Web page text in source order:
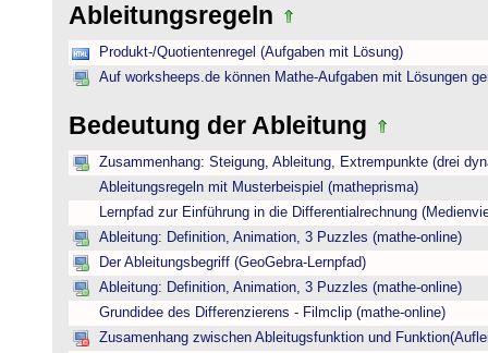
Ableitungsregeln
Produkt-/Quotientenregel (Aufgaben mit Lösung)
Auf worksheeps.de können Mathe-Aufgaben mit Lösungen
Bedeutung der Ableitung
Zusammenhang: Steigung, Ableitung, Extrempunkte (drei
Ableitungsregeln mit Musterbeispiel (matheprisma)
Lernpfad zur Einführung in die Differentialrechnung
Ableitung: Definition, Animation, 3 Puzzles (mathe-online)
Der Ableitungsbegriff (GeoGebra-Lernpfad)
Ableitung: Definition, Animation, 3 Puzzles (mathe-online)
Grundidee des Differenzierens - Filmclip (mathe-online)
Zusamenhang zwischen Ableitugsfunktion und